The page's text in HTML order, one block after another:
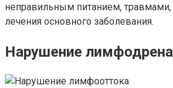
неправильным питанием, травмами,
лечения основного заболевания.
Нарушение